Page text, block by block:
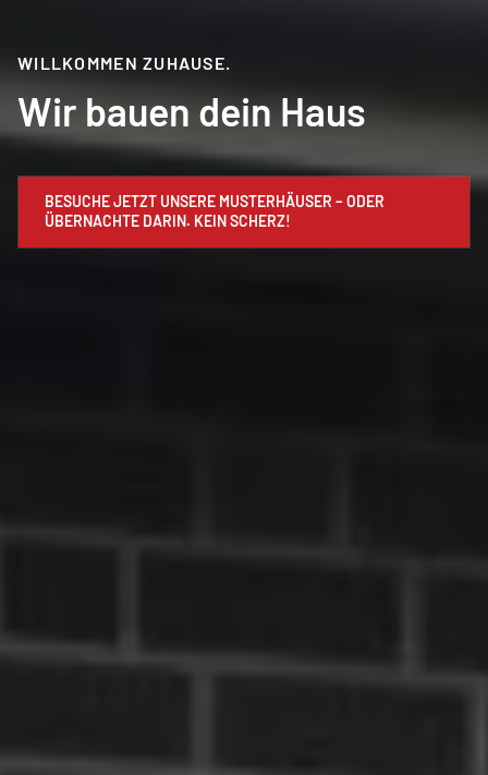
WILLKOMMEN ZUHAUSE.
Wir bauen dein Haus
BESUCHE JETZT UNSERE MUSTERHÄUSER – ODER
ÜBERNACHTE DARIN. KEIN SCHERZ!